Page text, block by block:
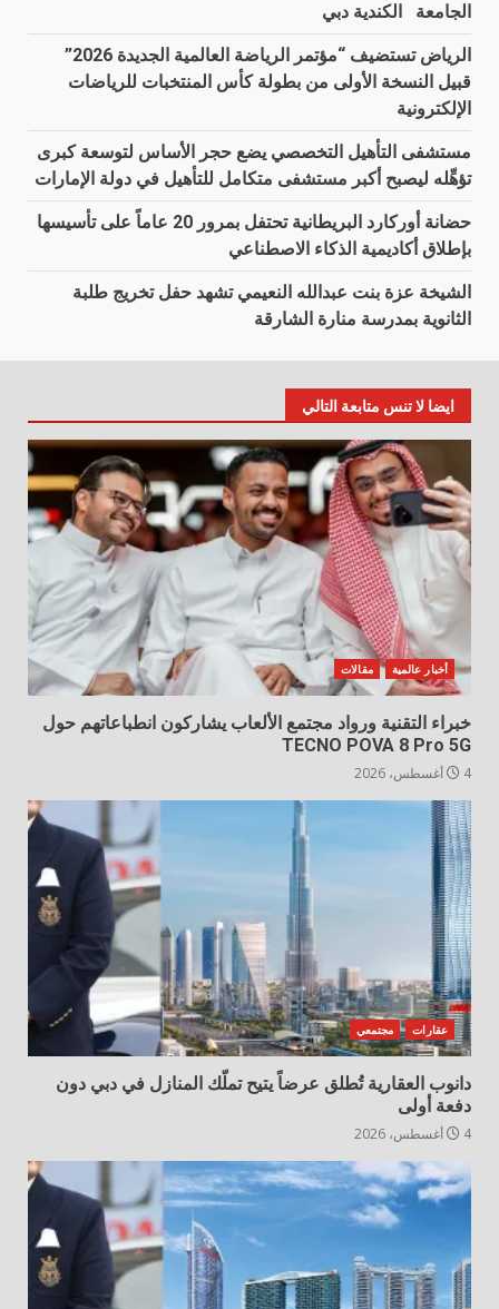
الجامعة الكندية دبي
الرياض تستضيف “مؤتمر الرياضة العالمية الجديدة 2026”
قبيل النسخة الأولى من بطولة كأس المنتخبات للرياضات
الإلكترونية
مستشفى التأهيل التخصصي يضع حجر الأساس لتوسعة كبرى
تؤهِّله ليصبح أكبر مستشفى متكامل للتأهيل في دولة الإمارات
حضانة أوركارد البريطانية تحتفل بمرور 20 عاماً على تأسيسها
بإطلاق أكاديمية الذكاء الاصطناعي
الشيخة عزة بنت عبدالله النعيمي تشهد حفل تخريج طلبة
الثانوية بمدرسة منارة الشارقة
ايضا لا تنس متابعة التالي
أخبار عالمية مقالات
خبراء التقنية ورواد مجتمع الألعاب يشاركون انطباعاتهم حول
TECNO POVA 8 Pro 5G
4 أغسطس، 2026
عقارات مجتمعي
دانوب العقارية تُطلق عرضاً يتيح تملّك المنازل في دبي دون
دفعة أولى
4 أغسطس، 2026